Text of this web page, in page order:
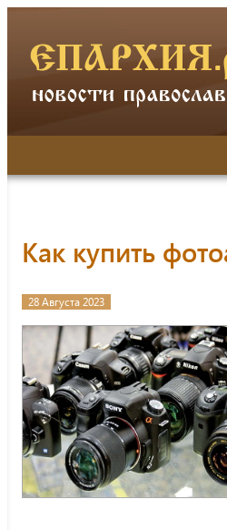
Как купить
28 Августа 2023